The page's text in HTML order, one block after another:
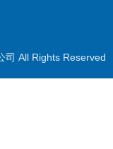
检测仪
仪
司 All Rights